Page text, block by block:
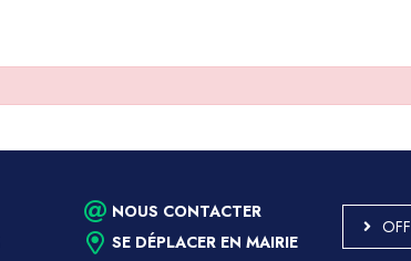
NOUS CONTACTER
SE DÉPLACER EN MAIRIE